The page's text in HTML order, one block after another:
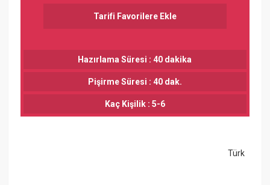
Tarifi Favorilere Ekle
Hazırlama Süresi : 40 dakika
Pişirme Süresi : 40 dak.
Kaç Kişilik : 5-6
Türk